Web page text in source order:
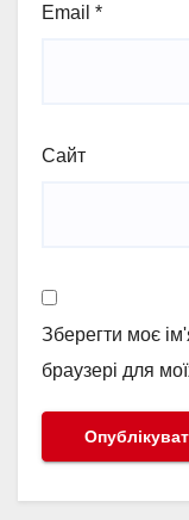
Email *
Сайт
Зберегти моє
браузері для